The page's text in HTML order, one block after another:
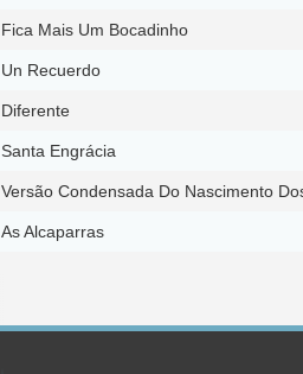
Fica Mais Um Bocadinho
Un Recuerdo
Diferente
Santa Engrácia
Versão Condensada Do Nascimento
As Alcaparras